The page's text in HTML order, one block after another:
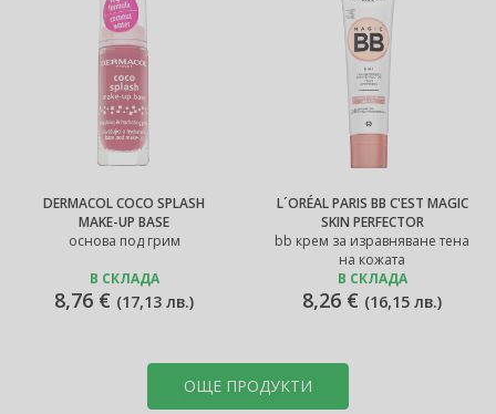
DERMACOL COCO SPLASH
MAKE-UP BASE
основа под грим
В СКЛАДА
8,76 € (17,13 лв.)
L´ORÉAL PARIS BB C'EST MAGIC
SKIN PERFECTOR
bb крем за изравняване тена
на кожата
В СКЛАДА
8,26 € (16,15 лв.)
ОЩЕ ПРОДУКТИ